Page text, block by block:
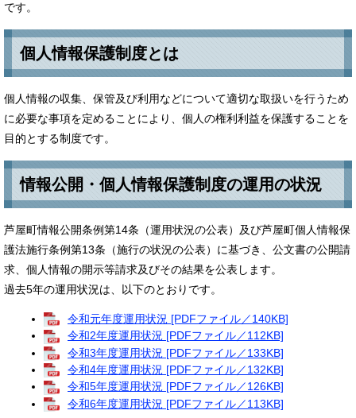
です。
個人情報保護制度とは
個人情報の収集、保管及び利用などについて適切な取扱いを行うため
に必要な事項を定めることにより、個人の権利利益を保護することを
目的とする制度です。
情報公開・個人情報保護制度の運用の状況
芦屋町情報公開条例第14条（運用状況の公表）及び芦屋町個人情報保
護法施行条例第13条（施行の状況の公表）に基づき、公文書の公開請
求、個人情報の開示等請求及びその結果を公表します。
過去5年の運用状況は、以下のとおりです。
令和元年度運用状況 [PDFファイル／140KB]
令和2年度運用状況 [PDFファイル／112KB]
令和3年度運用状況 [PDFファイル／133KB]
令和4年度運用状況 [PDFファイル／132KB]
令和5年度運用状況 [PDFファイル／126KB]
令和6年度運用状況 [PDFファイル／113KB]